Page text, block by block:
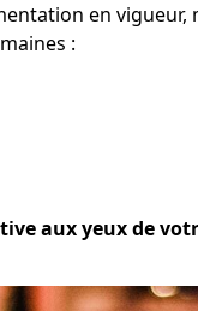
en
:
aux yeux de